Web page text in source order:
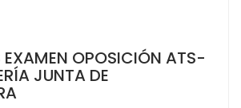
OPOSICIÓN ATS-
JUNTA DE